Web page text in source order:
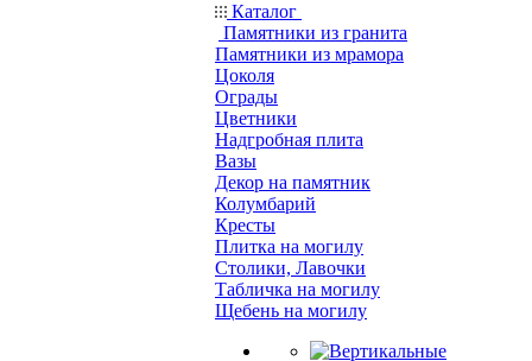
Каталог
Памятники из гранита
Памятники из мрамора
Цоколя
Ограды
Цветники
Надгробная плита
Вазы
Декор на памятник
Колумбарий
Кресты
Плитка на могилу
Столики, Лавочки
Табличка на могилу
Щебень на могилу